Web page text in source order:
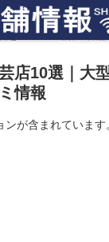
越 山梨の店舗
店10選｜大
情報
が含まれています